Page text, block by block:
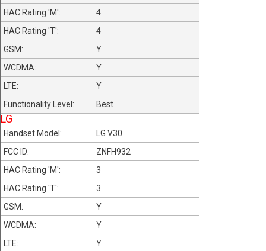
4
4
Y
Y
Y
Best
LG
LG V30
ZNFH932
3
3
Y
Y
Y